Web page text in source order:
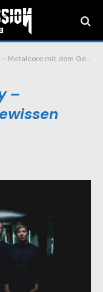
mit dem Gewissen etwas
–